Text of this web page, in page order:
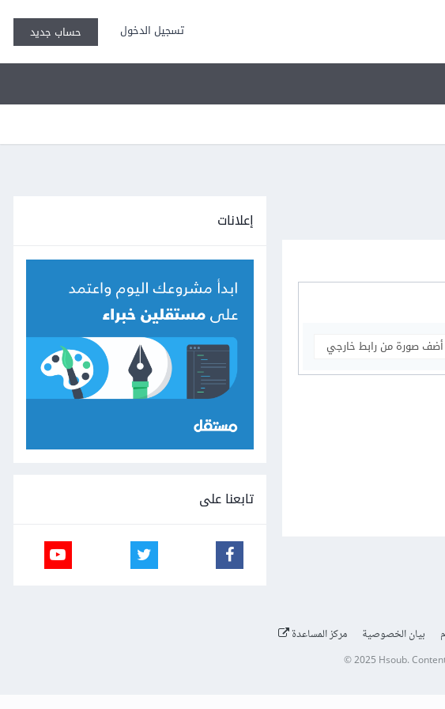
تسجيل الدخول حساب جديد
أضف صورة من رابط خارجي
إعلانات
تابعنا على
بيان الخصوصية مركز المساعدة
© 2025 Hsoub.